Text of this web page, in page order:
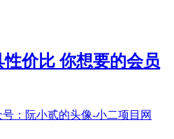
价比 你想要的会员